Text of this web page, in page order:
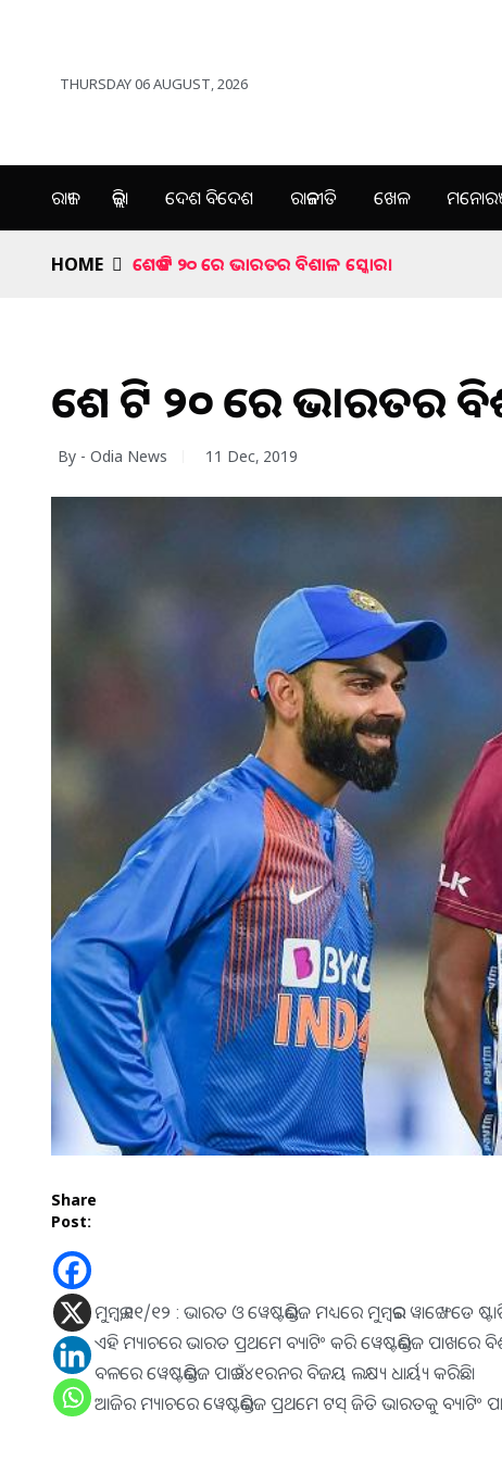
THURSDAY 06 AUGUST, 2026
ରାଜ୍ୟ ଜିଲ୍ଲା ଦେଶ ବିଦେଶ ରାଜନୀତି ଖେଳ
HOME ଶେଷ ଟି ୨୦ ରେ ଭାରତର ବିଶାଳ ସ୍କୋର।
ଶେଷ ଟି ୨୦ ରେ ଭାରତର
By - Odia News 11 Dec, 2019
Share
Post:
ମୁମ୍ବଇ,୧୧/୧୨ : ଭାରତ ଓ ୱେଷ୍ଟଇଣ୍ଡିଜ ମଧ୍ୟରେ ମୁମ୍ବଇର
ଏହି ମ୍ୟାଚରେ ଭାରତ ପ୍ରଥମେ ବ୍ୟାଟିଂ କରି ୱେଷ୍ଟଇଣ୍ଡିଜ ପାଖରେ
ବଳରେ ୱେଷ୍ଟଇଣ୍ଡିଜ ପାଇଁ ୨୪୧ରନର ବିଜୟ ଲକ୍ଷ୍ୟ ଧାର୍ୟ୍ୟ କରିଛି।
ଆଜିର ମ୍ୟାଚରେ ୱେଷ୍ଟଇଣ୍ଡିଜ ପ୍ରଥମେ ଟସ୍ ଜିତି ଭାରତକୁ ବ୍ୟାଟିଂ